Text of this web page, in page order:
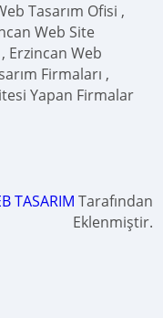
Tasarım Ofisi ,
Web Site
, Erzincan Web
Firmaları ,
Yapan Firmalar
TASARIM Tarafından
Eklenmiştir.